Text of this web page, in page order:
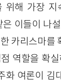
위해 가장 지
이들이 나
카리스마를
역할을 확
화 여론이 김